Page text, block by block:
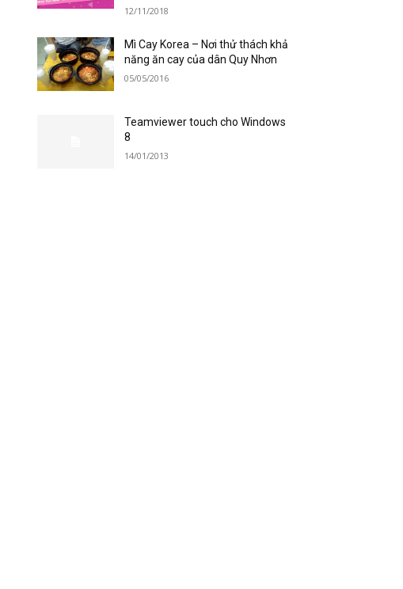
12/11/2018
Mì Cay Korea – Nơi thử thách khả
năng ăn cay của dân Quy Nhơn
05/05/2016
Teamviewer touch cho Windows
8
14/01/2013